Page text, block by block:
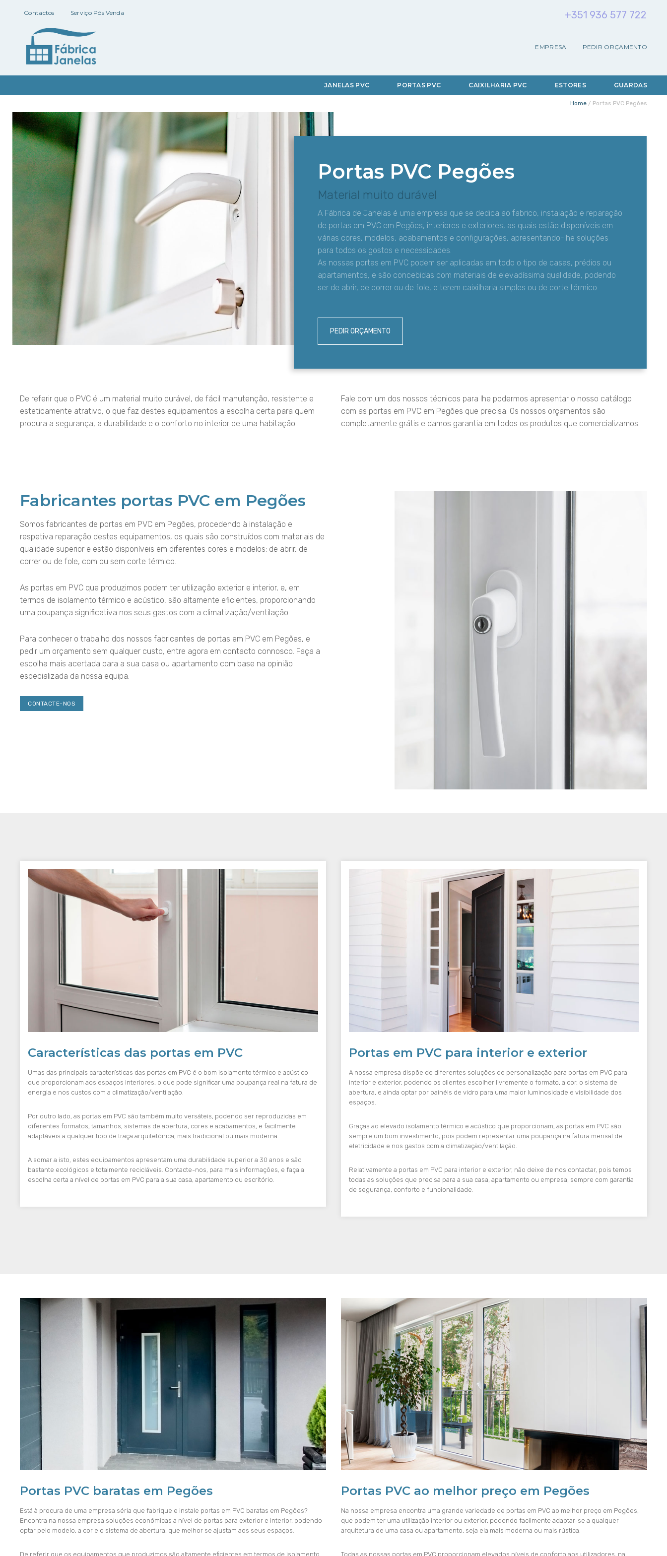
Contactos Serviço Pós Venda +351 936 577 722
EMPRESA PEDIR ORÇAMENTO
JANELAS PVC PORTAS PVC CAIXILHARIA PVC ESTORES GUARDAS
Home / Portas PVC Pegões
Portas PVC Pegões
Material muito durável
A Fábrica de Janelas é uma empresa que se dedica ao fabrico, instalação e reparação
de portas em PVC em Pegões, interiores e exteriores, as quais estão disponíveis em
várias cores, modelos, acabamentos e configurações, apresentando-lhe soluções
para todos os gostos e necessidades.
As nossas portas em PVC podem ser aplicadas em todo o tipo de casas, prédios ou
apartamentos, e são concebidas com materiais de elevadíssima qualidade, podendo
ser de abrir, de correr ou de fole, e terem caixilharia simples ou de corte térmico.
PEDIR ORÇAMENTO
De referir que o PVC é um material muito durável, de fácil manutenção, resistente e
esteticamente atrativo, o que faz destes equipamentos a escolha certa para quem
procura a segurança, a durabilidade e o conforto no interior de uma habitação.
Fale com um dos nossos técnicos para lhe podermos apresentar o nosso catálogo
com as portas em PVC em Pegões que precisa. Os nossos orçamentos são
completamente grátis e damos garantia em todos os produtos que comercializamos.
Fabricantes portas PVC em Pegões
Somos fabricantes de portas em PVC em Pegões, procedendo à instalação e
respetiva reparação destes equipamentos, os quais são construídos com materiais de
qualidade superior e estão disponíveis em diferentes cores e modelos: de abrir, de
correr ou de fole, com ou sem corte térmico.
As portas em PVC que produzimos podem ter utilização exterior e interior, e, em
termos de isolamento térmico e acústico, são altamente eficientes, proporcionando
uma poupança significativa nos seus gastos com a climatização/ventilação.
Para conhecer o trabalho dos nossos fabricantes de portas em PVC em Pegões, e
pedir um orçamento sem qualquer custo, entre agora em contacto connosco. Faça a
escolha mais acertada para a sua casa ou apartamento com base na opinião
especializada da nossa equipa.
CONTACTE-NOS
Características das portas em PVC
Umas das principais características das portas em PVC é o bom isolamento térmico e acústico
que proporcionam aos espaços interiores, o que pode significar uma poupança real na fatura de
energia e nos custos com a climatização/ventilação.
Por outro lado, as portas em PVC são também muito versáteis, podendo ser reproduzidas em
diferentes formatos, tamanhos, sistemas de abertura, cores e acabamentos, e facilmente
adaptáveis a qualquer tipo de traça arquitetónica, mais tradicional ou mais moderna.
A somar a isto, estes equipamentos apresentam uma durabilidade superior a 30 anos e são
bastante ecológicos e totalmente recicláveis. Contacte-nos, para mais informações, e faça a
escolha certa a nível de portas em PVC para a sua casa, apartamento ou escritório.
Portas em PVC para interior e exterior
A nossa empresa dispõe de diferentes soluções de personalização para portas em PVC para
interior e exterior, podendo os clientes escolher livremente o formato, a cor, o sistema de
abertura, e ainda optar por painéis de vidro para uma maior luminosidade e visibilidade dos
espaços.
Graças ao elevado isolamento térmico e acústico que proporcionam, as portas em PVC são
sempre um bom investimento, pois podem representar uma poupança na fatura mensal de
eletricidade e nos gastos com a climatização/ventilação.
Relativamente a portas em PVC para interior e exterior, não deixe de nos contactar, pois temos
todas as soluções que precisa para a sua casa, apartamento ou empresa, sempre com garantia
de segurança, conforto e funcionalidade.
Portas PVC baratas em Pegões
Está à procura de uma empresa séria que fabrique e instale portas em PVC baratas em Pegões?
Encontra na nossa empresa soluções económicas a nível de portas para exterior e interior, podendo
optar pelo modelo, a cor e o sistema de abertura, que melhor se ajustam aos seus espaços.
De referir que os equipamentos que produzimos são altamente eficientes em termos de isolamento
Portas PVC ao melhor preço em Pegões
Na nossa empresa encontra uma grande variedade de portas em PVC ao melhor preço em Pegões,
que podem ter uma utilização interior ou exterior, podendo facilmente adaptar-se a qualquer
arquitetura de uma casa ou apartamento, seja ela mais moderna ou mais rústica.
Todas as nossas portas em PVC proporcionam elevados níveis de conforto aos utilizadores, na